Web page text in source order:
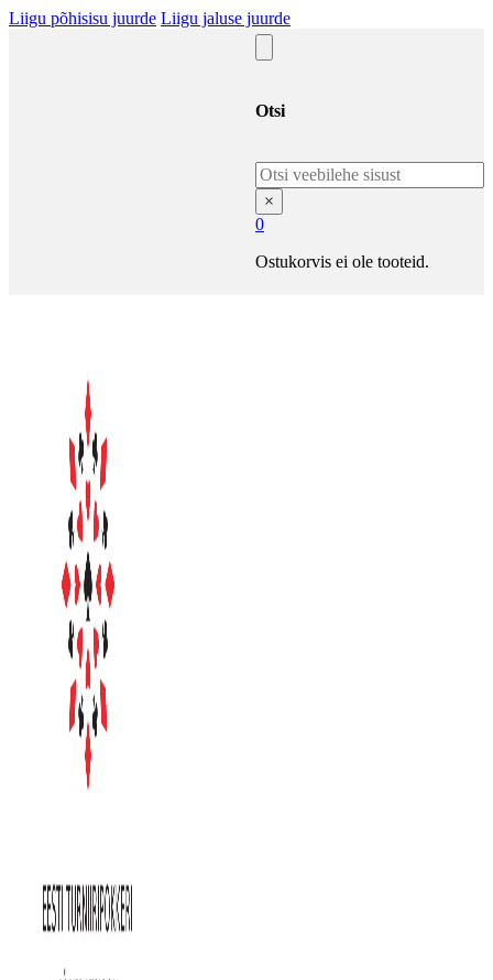
Liigu põhisisu juurde Liigu jaluse juurde
Otsi
Otsi
×
0
Ostukorvis ei ole tooteid.